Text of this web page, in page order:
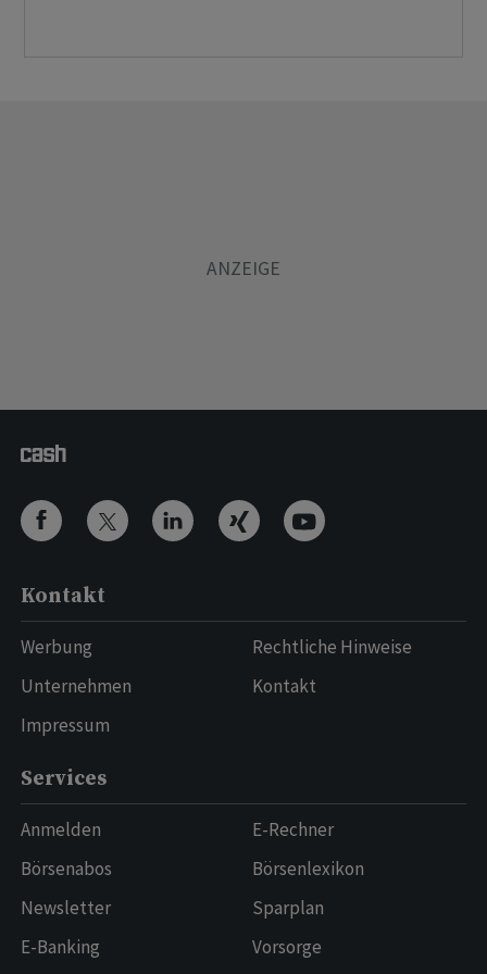
Kontakt
Werbung
Unternehmen
Impressum
Rechtliche Hinweise
Kontakt
Services
Anmelden
Börsenabos
Newsletter
E-Banking
E-Rechner
Börsenlexikon
Sparplan
Vorsorge